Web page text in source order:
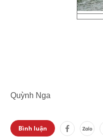
Quỳnh Nga
Bình luận